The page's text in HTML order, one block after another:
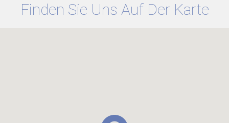
Finden Sie Uns Auf Der Karte